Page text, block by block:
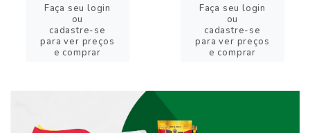
Faça seu login
ou
cadastre-se
para ver preços
e comprar
Faça seu login
ou
cadastre-se
para ver preços
e comprar